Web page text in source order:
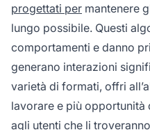
progettati per mantenere
lungo possibile. Questi
comportamenti e danno
generano interazioni
varietà di formati, offri
lavorare e più opportunità
agli utenti che li